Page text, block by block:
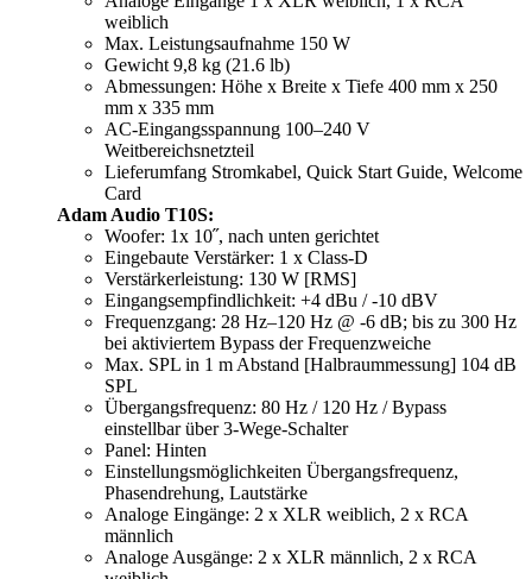
weiblich
Max. Leistungsaufnahme 150 W
Gewicht 9,8 kg (21.6 lb)
Abmessungen: Höhe x Breite x Tiefe 400 mm x 250
mm x 335 mm
AC-Eingangsspannung 100–240 V
Weitbereichsnetzteil
Lieferumfang Stromkabel, Quick Start Guide, Welcome
Card
Adam Audio T10S:
Woofer: 1x 10˝, nach unten gerichtet
Eingebaute Verstärker: 1 x Class-D
Verstärkerleistung: 130 W [RMS]
Eingangsempfindlichkeit: +4 dBu / -10 dBV
Frequenzgang: 28 Hz–120 Hz @ -6 dB; bis zu 300 Hz
bei aktiviertem Bypass der Frequenzweiche
Max. SPL in 1 m Abstand [Halbraummessung] 104 dB
SPL
Übergangsfrequenz: 80 Hz / 120 Hz / Bypass
einstellbar über 3-Wege-Schalter
Panel: Hinten
Einstellungsmöglichkeiten Übergangsfrequenz,
Phasendrehung, Lautstärke
Analoge Eingänge: 2 x XLR weiblich, 2 x RCA
männlich
Analoge Ausgänge: 2 x XLR männlich, 2 x RCA